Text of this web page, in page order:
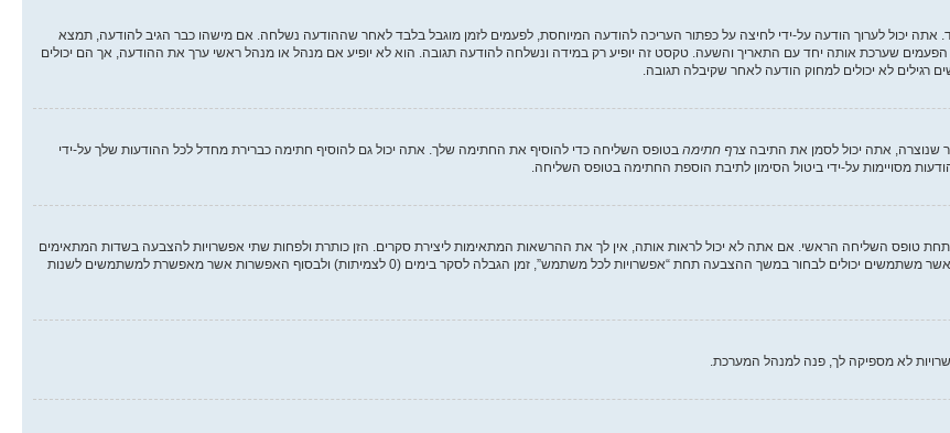
יכול לערוך הודעה על-ידי לחיצה על כפתור העריכה להודעה המיוחסת, לפעמים לזמן מוגבל בלבד לאחר שההודעה נשלחה. אם מישהו כבר הגיב להודעה, תמצא
שערכת אותה יחד עם התאריך והשעה. טקסט זה יופיע רק במידה ונשלחה להודעה תגובה. הוא לא יופיע אם מנהל או מנהל ראשי ערך את ההודעה, אך הם יכולים
לא יכולים למחוק הודעה לאחר שקיבלה תגובה.
שנוצרה, אתה יכול לסמן את התיבה צרף חתימה בטופס השליחה כדי להוסיף את החתימה שלך. אתה יכול גם להוסיף חתימה כברירת מחדל לכל ההודעות שלך על-ידי
מסויימות על-ידי ביטול הסימון לתיבת הוספת החתימה בטופס השליחה.
טופס השליחה הראשי. אם אתה לא יכול לראות אותה, אין לך את ההרשאות המתאימות ליצירת סקרים. הזן כותרת ולפחות שתי אפשרויות להצבעה בשדות המתאימים
וודא שכל אפשרות בשורה נפרדת בתיבת הטקסט. אתה יכול גם לקבוע את מספר האפשרויות אשר משתמשים יכולים לבחור במשך ההצבעה תחת “אפשרויות לכל משתמש”, זמן הגבלה לסקר בימים (0 לצמיתות) ולבסוף האפשרות אשר מאפשרת למשתמשים לשנות
לא מספיקה לך, פנה למנהל המערכת.